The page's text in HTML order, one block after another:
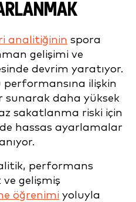
analitiğinin spora
gelişimi ve
devrim yaratıyor.
performansına ilişkin
sunarak daha yüksek
sakatlanma riski için
hassas ayarlamalar
performans
gelişmiş
öğrenimi yoluyla